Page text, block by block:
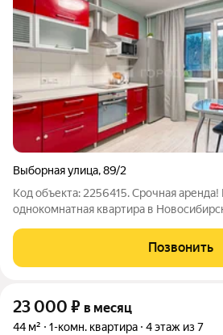
Выборная улица,89/2
Код объекта: 2256415. Срочная аренда!
однокомнатная квартира в
постройки. Общая площадь 38,8 кв. м, площадь кухни 15 кв. м.
Евроремонт,
Позвонить
23 000 ₽ в месяц
44 м² 1-комн. квартира 4 этаж из 7